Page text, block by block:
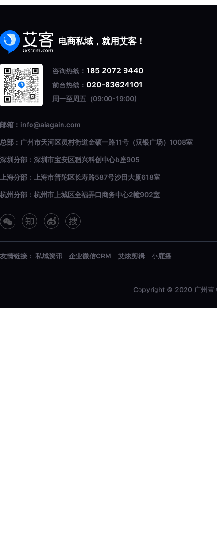
电商私域，就用艾客！
咨询热线： 185 2072 9440
前台热线： 020-83624101
周一至周五（09:00-19:00)
邮箱：info@aiagain.com
总部：广州市天河区员村街道金硕一路11号（汉银广场）1008室
深圳分部：深圳市宝安区稻兴科创中心b座905
上海分部：上海市普陀区长寿路587号沙田大厦618室
杭州分部：杭州市上城区全福弄口商务中心2幢902室
友情链接： 私域资讯 企业微信CRM 艾炫剪辑 小鹿播
Copyright © 2020 广州壹